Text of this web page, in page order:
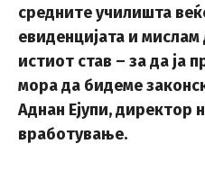
средните училишта
евиденцијата и
истиот став – за да ја
мора да бидеме
Аднан Ејупи, директор
вработување.